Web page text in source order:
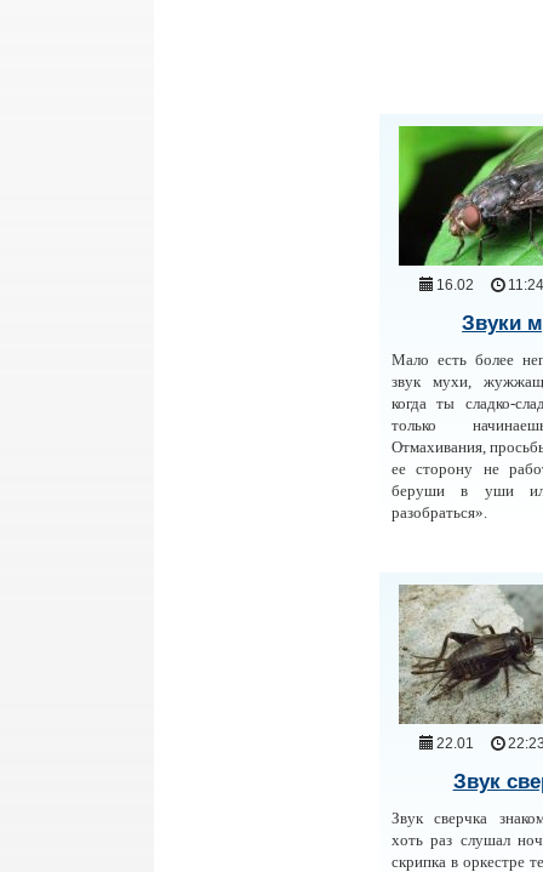
16.02
Звуки
Мало есть более
звук мухи,
когда ты сладко-
только
Отмахивания,
ее сторону не
беруши в уши
разобраться».
22.01
Звук
Звук сверчка
хоть раз слушал
скрипка в оркестре